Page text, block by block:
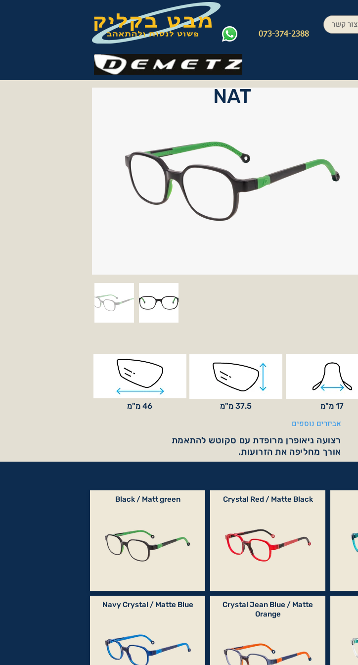
073-374-2388
צור קשר
NAT
46 מ"מ 37.5 מ"מ 17 מ"מ
אביזרים נוספים
רצועה ניאופרן מרופדת עם סקוטש להתאמת
אורך מחליפה את הזרועות.
Black / Matt green
Navy Crystal / Matte Blue
Crystal Red / Matte Black
Crystal Jean Blue / Matte
Orange